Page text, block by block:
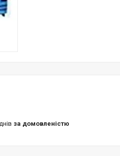
за домовленістю